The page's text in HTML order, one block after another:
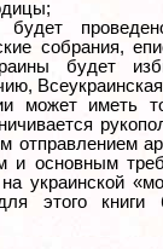
собрания,
будет
может иметь
отправлением
и основным
украинской
этого